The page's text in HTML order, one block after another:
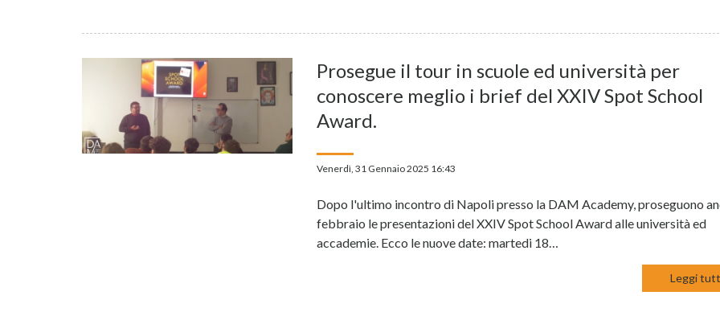
Prosegue il tour in scuole ed università per
conoscere meglio i brief del XXIV Spot School
Award.
Venerdì, 31 Gennaio 2025 16:43
Dopo l'ultimo incontro di Napoli presso la DAM Academy, proseguono
febbraio le presentazioni del XXIV Spot School Award alle università ed
accademie. Ecco le nuove date: martedi 18…
Leggi